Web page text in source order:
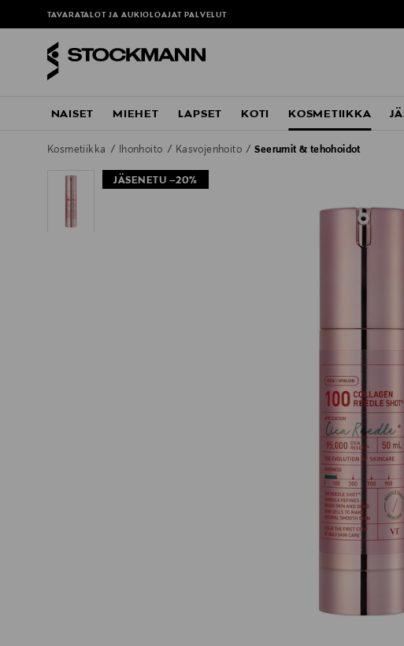
TAVARATALOT JA AUKIOLOAJAT PALVELUT
NAISET MIEHET LAPSET KOTI KOSMETIIKKA
Kosmetiikka Ihonhoito Kasvojenhoito Seerumit & tehohoidot
JÄSENETU –20%